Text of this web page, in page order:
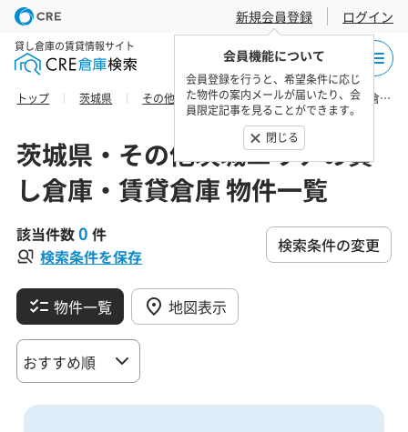
新規会員登録
会員機能について
会員登録を行うと、希望条件に応じ
た物件の案内メールが届いたり、会
員限定記事を見ることができます。
閉じる
ログイン
貸し倉庫の賃貸情報サイト
トップ 茨城県 その他茨城エリア かすみがうら市の貸し倉庫・賃貸倉庫 物件一覧
茨城県・その他茨城エリアの貸
し倉庫・賃貸倉庫 物件一覧
該当件数0 件
検索条件を保存
検索条件の変更
物件一覧 地図表示